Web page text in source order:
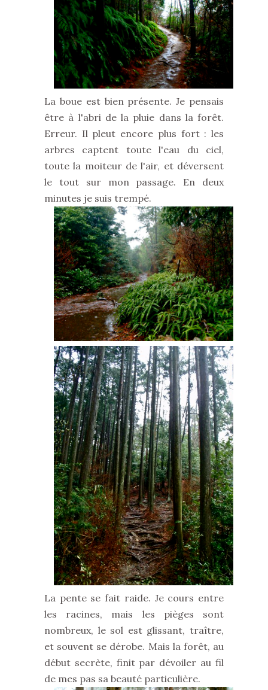
La boue est bien présente. Je pensais
être à l'abri de la pluie dans la forêt.
Erreur. Il pleut encore plus fort : les
arbres captent toute l'eau du ciel,
toute la moiteur de l'air, et déversent
le tout sur mon passage. En deux
minutes je suis trempé.
La pente se fait raide. Je cours entre
les racines, mais les pièges sont
nombreux, le sol est glissant, traître,
et souvent se dérobe. Mais la forêt, au
début secrète, finit par dévoiler au fil
de mes pas sa beauté particulière.